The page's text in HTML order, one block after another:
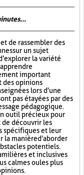
de rassembler des
sur un sujet
la variété
important
des opinions
lors d'une
pas étayées par des
pédagogique.
outil précieux pour
découvrir les
spécifiques et leur
la manière d'aborder
potentiels.
et inclusives
calmes ou les plus